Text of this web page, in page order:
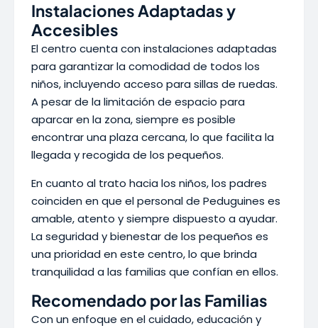
Instalaciones Adaptadas y
Accesibles
El centro cuenta con instalaciones adaptadas
para garantizar la comodidad de todos los
niños, incluyendo acceso para sillas de ruedas.
A pesar de la limitación de espacio para
aparcar en la zona, siempre es posible
encontrar una plaza cercana, lo que facilita la
llegada y recogida de los pequeños.
En cuanto al trato hacia los niños, los padres
coinciden en que el personal de Peduguines es
amable, atento y siempre dispuesto a ayudar.
La seguridad y bienestar de los pequeños es
una prioridad en este centro, lo que brinda
tranquilidad a las familias que confían en ellos.
Recomendado por las Familias
Con un enfoque en el cuidado, educación y